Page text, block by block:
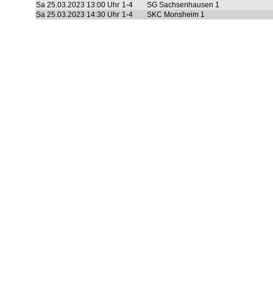
Sa 25.03.2023 13:00 Uhr 1-4
SG Sachsenhausen 1
Sa 25.03.2023 14:30 Uhr 1-4 SKC Monsheim 1